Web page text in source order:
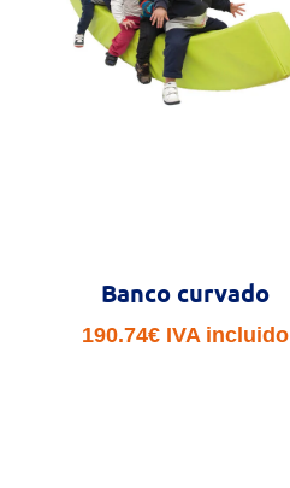
Banco curvado
190.74€ IVA incluido